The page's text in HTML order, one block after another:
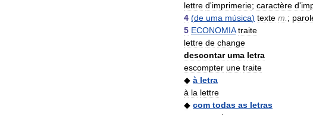
lettre d'imprimerie; caractère d'
4 (de uma música) texte m ;
5 ECONOMIA traite
lettre de change
descontar uma letra
escompter une traite
◆ à letra
à la lettre
◆ com todas as letras